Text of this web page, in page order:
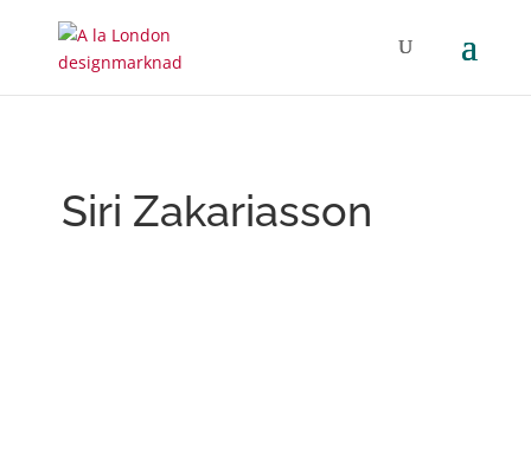
Siri Zakariasson